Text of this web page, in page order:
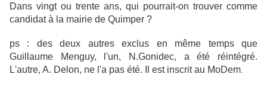
Dans vingt ou trente ans, qui pourrait-on trouver comme
candidat à la mairie de Quimper ?
ps : des deux autres exclus en même temps que
Guillaume Menguy, l'un, N.Gonidec, a été réintégré.
L'autre, A. Delon, ne l'a pas été. Il est inscrit au MoDem